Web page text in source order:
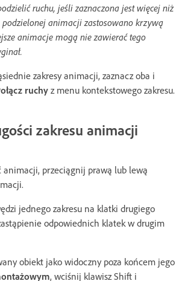
ruchu, jeśli zaznaczona jest więcej niż
podzielonej animacji zastosowano krzywą
animacje mogą nie zawierać tego
zakresy animacji, zaznacz oba i
ruchy z menu kontekstowego zakresu.
zakresu animacji
animacji, przeciągnij prawą lub lewą
jednego zakresu na klatki drugiego
odpowiednich klatek w drugim
obiekt jako widoczny poza końcem jego
, wciśnij klawisz Shift i